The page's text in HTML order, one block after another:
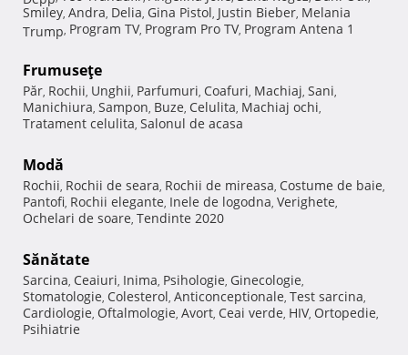
Smiley, Andra, Delia, Gina Pistol, Justin Bieber, Melania
Trump, Program TV, Program Pro TV, Program Antena 1
Frumuseţe
Păr, Rochii, Unghii, Parfumuri, Coafuri, Machiaj, Sani,
Manichiura, Sampon, Buze, Celulita, Machiaj ochi,
Tratament celulita, Salonul de acasa
Modă
Rochii, Rochii de seara, Rochii de mireasa, Costume de baie,
Pantofi, Rochii elegante, Inele de logodna, Verighete,
Ochelari de soare, Tendinte 2020
Sănătate
Sarcina, Ceaiuri, Inima, Psihologie, Ginecologie,
Stomatologie, Colesterol, Anticonceptionale, Test sarcina,
Cardiologie, Oftalmologie, Avort, Ceai verde, HIV, Ortopedie,
Psihiatrie